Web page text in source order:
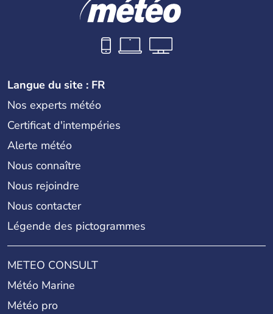
Langue du site : FR
Nos experts météo
Certificat d'intempéries
Alerte météo
Nous connaître
Nous rejoindre
Nous contacter
Légende des pictogrammes
METEO CONSULT
Météo Marine
Météo pro